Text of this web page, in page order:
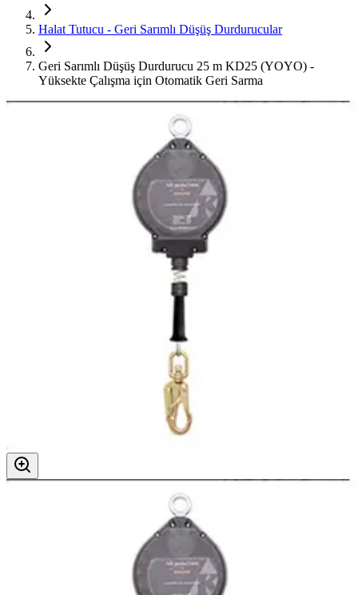
Halat Tutucu - Geri Sarımlı Düşüş Durdurucular
Geri Sarımlı Düşüş Durdurucu 25 m KD25 (YOYO) -
Yüksekte Çalışma için Otomatik Geri Sarma